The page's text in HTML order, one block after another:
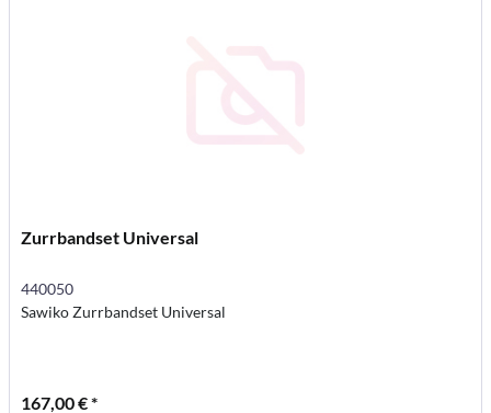
Zurrbandset Universal
440050
Sawiko Zurrbandset Universal
167,00 € *